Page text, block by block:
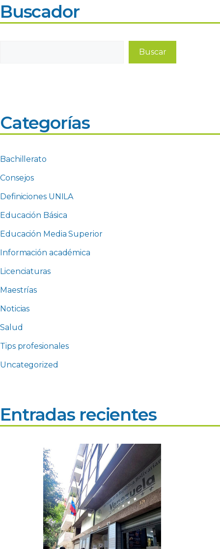
Buscador
Buscar
Categorías
Bachillerato
Consejos
Definiciones UNILA
Educación Básica
Educación Media Superior
Información académica
Licenciaturas
Maestrías
Noticias
Salud
Tips profesionales
Uncategorized
Entradas recientes